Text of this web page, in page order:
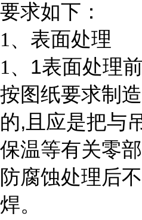
要求如下：
1、表面处理
1、 1表面处理
按图纸要求制
的, 且应是把与
保温等有关零
防腐蚀处理后
焊。